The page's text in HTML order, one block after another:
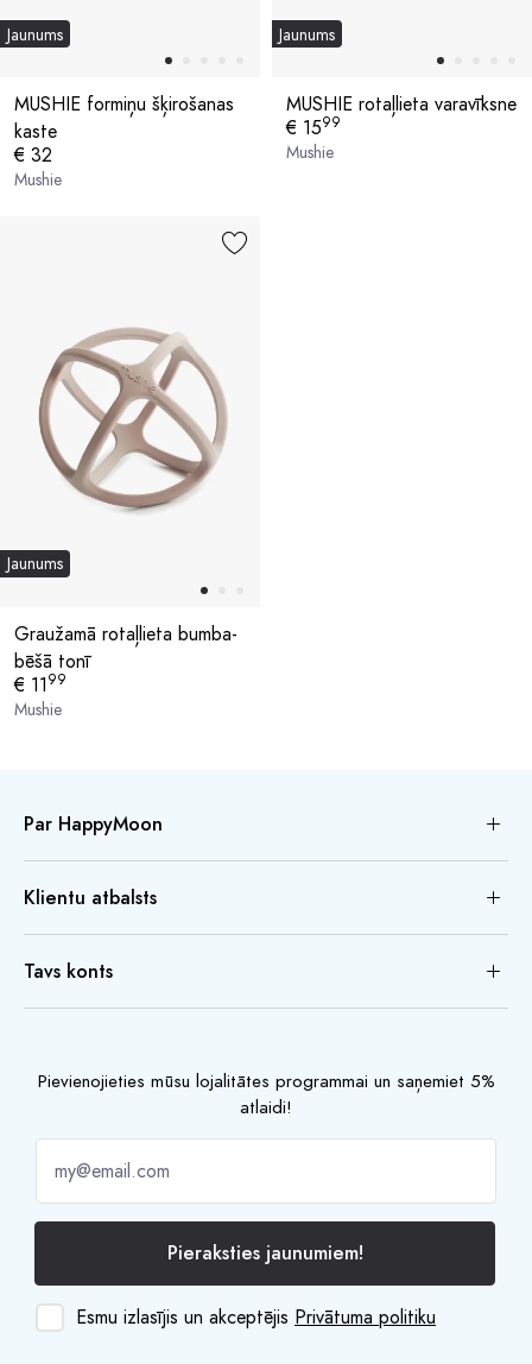
Jaunums
MUSHIE formiņu šķirošanas
kaste
€ 32
Mushie
Jaunums
MUSHIE rotaļlieta varavīksne
€ 1599
Mushie
Jaunums
Graužamā rotaļlieta bumba-
bēšā tonī
€ 1199
Mushie
Par HappyMoon
Klientu atbalsts
Tavs konts
Pievienojieties mūsu lojalitātes programmai un saņemiet 5%
atlaidi!
Pieraksties jaunumiem!
Esmu izlasījis un akceptējis Privātuma politiku